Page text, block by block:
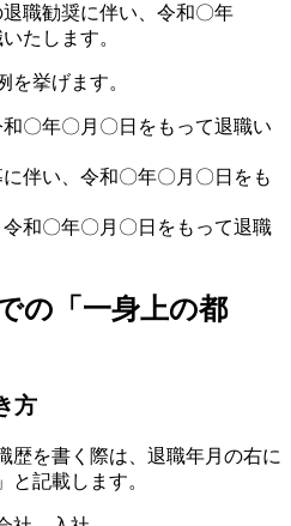
職勧奨に伴い、令和〇年
たします。
を挙げます。
〇年〇月〇日をもって退職い
伴い、令和〇年〇月〇日をも
和〇年〇月〇日をもって退職
の「一身上の都
方
歴を書く際は、退職年月の右に
と記載します。